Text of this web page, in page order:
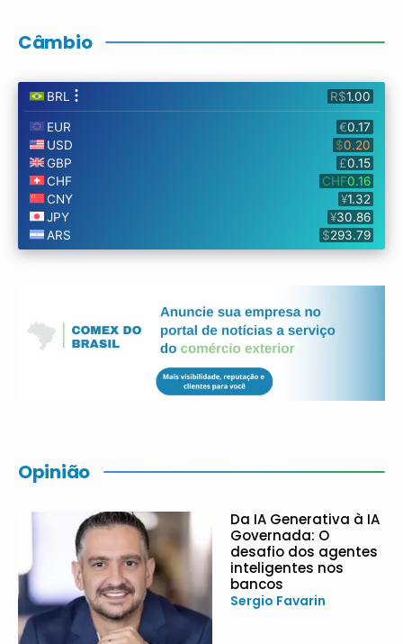
Câmbio
Opinião
Da IA Generativa à IA
Governada: O
desafio dos agentes
inteligentes nos
bancos
Sergio Favarin